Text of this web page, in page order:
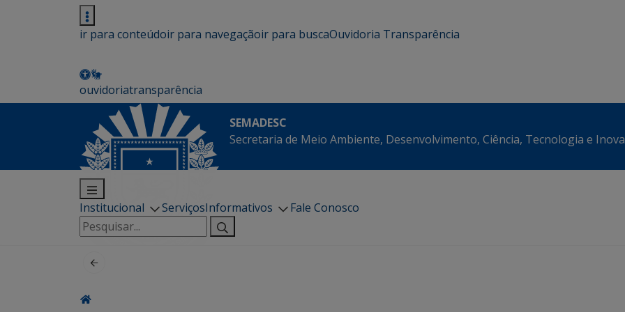
ir para conteúdoir para navegaçãoir para buscaOuvidoria Transparência
ouvidoriatransparência
SEMADESC
Secretaria de Meio Ambiente, Desenvolvimento, Ciência, Tecnologia e
Institucional ServiçosInformativos
Fale Conosco
Pesquisar
por: